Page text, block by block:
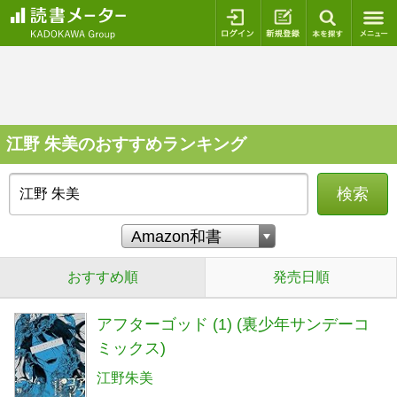
ログイン 新規登録
江野 朱美のおすすめランキング
検索
おすすめ順 発売日順
アフターゴッド (1) (裏少年サンデーコ
ミックス)
江野朱美